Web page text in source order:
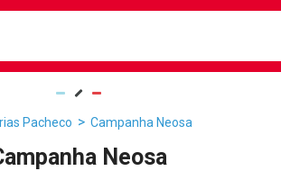
Pacheco Campanha Neosa
Neosa